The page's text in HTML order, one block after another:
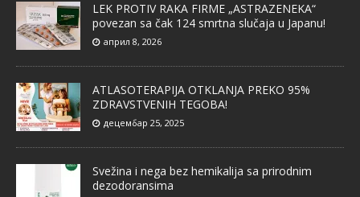
LEK PROTIV RAKA FIRME „ASTRAZENEKA“
povezan sa čak 124 smrtna slučaja u Japanu!
април 8, 2026
ATLASOTERAPIJA OTKLANJA PREKO 95%
ZDRAVSTVENIH TEGOBA!
децембар 25, 2025
Svežina i nega bez hemikalija sa prirodnim
dezodoransima